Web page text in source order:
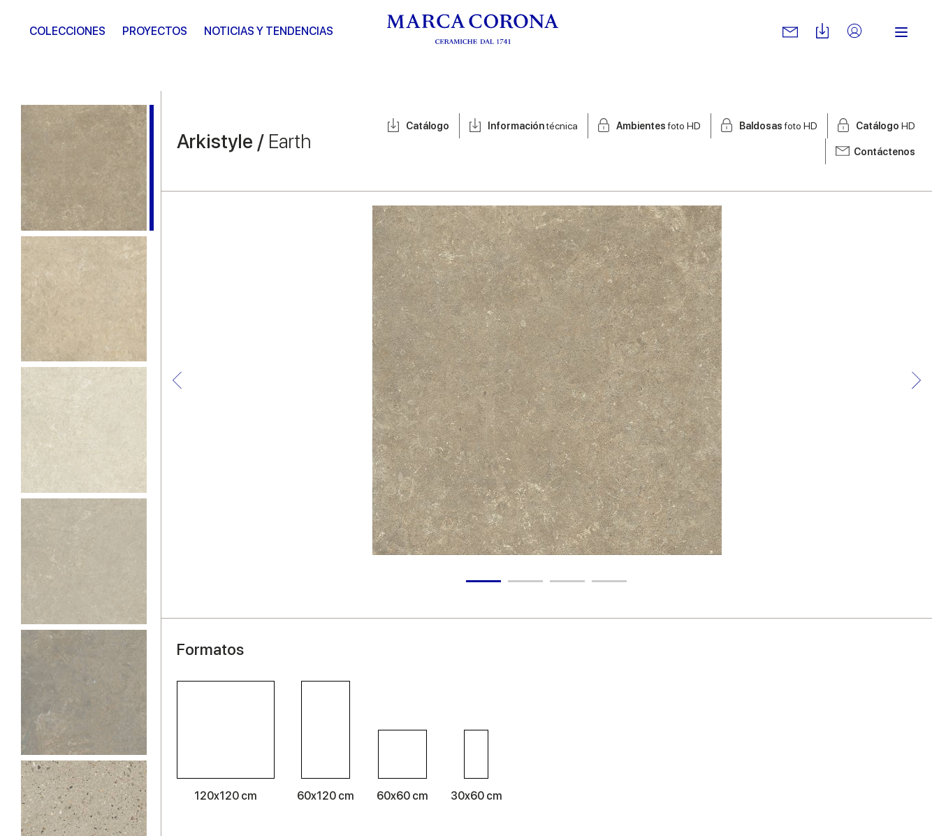
COLECCIONES PROYECTOS NOTICIAS Y TENDENCIAS
Arkistyle / Earth
Catálogo Informacióntécnica Ambientesfoto HD Baldosasfoto HD Catálogo HD
Contáctenos
Formatos
120x120 cm 60x120 cm 60x60 cm 30x60 cm